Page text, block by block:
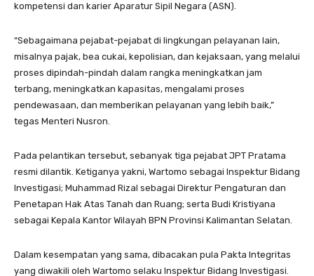
kompetensi dan karier Aparatur Sipil Negara (ASN).
“Sebagaimana pejabat-pejabat di lingkungan pelayanan lain,
misalnya pajak, bea cukai, kepolisian, dan kejaksaan, yang melalui
proses dipindah-pindah dalam rangka meningkatkan jam
terbang, meningkatkan kapasitas, mengalami proses
pendewasaan, dan memberikan pelayanan yang lebih baik,”
tegas Menteri Nusron.
Pada pelantikan tersebut, sebanyak tiga pejabat JPT Pratama
resmi dilantik. Ketiganya yakni, Wartomo sebagai Inspektur Bidang
Investigasi; Muhammad Rizal sebagai Direktur Pengaturan dan
Penetapan Hak Atas Tanah dan Ruang; serta Budi Kristiyana
sebagai Kepala Kantor Wilayah BPN Provinsi Kalimantan Selatan.
Dalam kesempatan yang sama, dibacakan pula Pakta Integritas
yang diwakili oleh Wartomo selaku Inspektur Bidang Investigasi.